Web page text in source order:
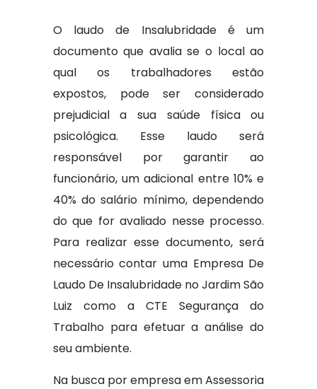
O laudo de Insalubridade é um
documento que avalia se o local ao
qual os trabalhadores estão
expostos, pode ser considerado
prejudicial a sua saúde física ou
psicológica. Esse laudo será
responsável por garantir ao
funcionário, um adicional entre 10% e
40% do salário mínimo, dependendo
do que for avaliado nesse processo.
Para realizar esse documento, será
necessário contar uma Empresa De
Laudo De Insalubridade no Jardim São
Luiz como a CTE Segurança do
Trabalho para efetuar a análise do
seu ambiente.
Na busca por empresa em Assessoria